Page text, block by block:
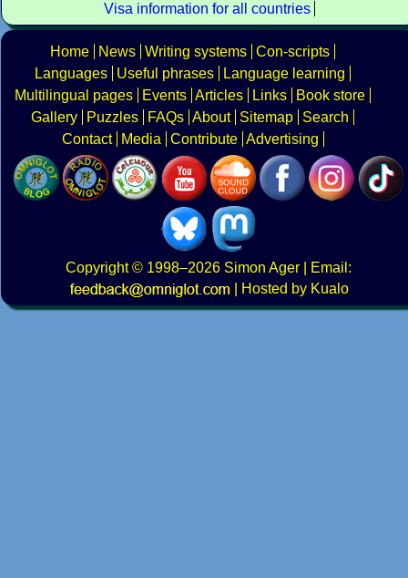
Visa information for all countries
Home News Writing systems Con-scripts
Languages
Useful phrases
Language learning
Multilingual pages
Events Articles Links
Book store
Gallery
Puzzles FAQs About Sitemap
Search
Contact
Media Contribute Advertising
Copyright© 1998–2026 Simon Ager | Email:
|
Hosted by Kualo